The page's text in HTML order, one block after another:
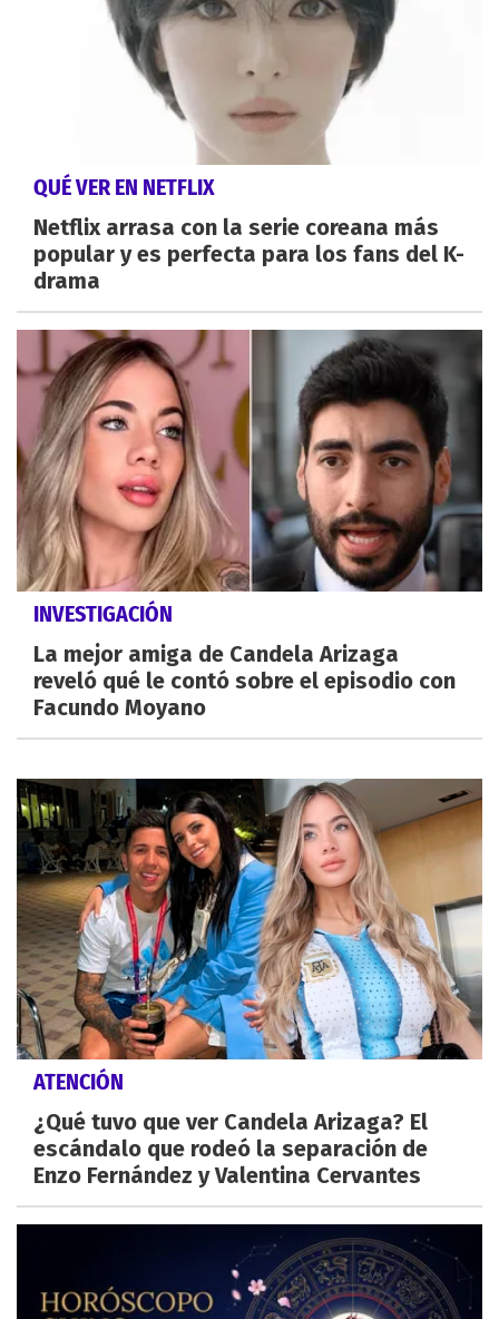
QUÉ VER EN NETFLIX
Netflix arrasa con la serie coreana más
popular y es perfecta para los fans del K-
drama
INVESTIGACIÓN
La mejor amiga de Candela Arizaga
reveló qué le contó sobre el episodio con
Facundo Moyano
ATENCIÓN
¿Qué tuvo que ver Candela Arizaga? El
escándalo que rodeó la separación de
Enzo Fernández y Valentina Cervantes